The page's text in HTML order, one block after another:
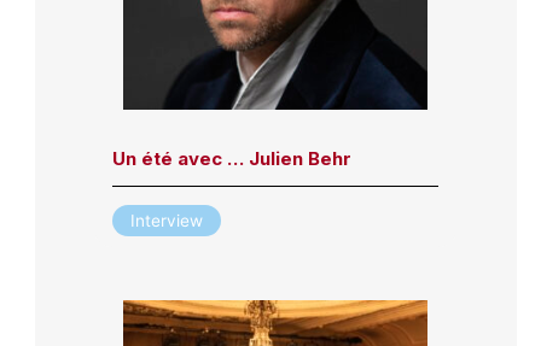
Un été avec … Julien Behr
Interview